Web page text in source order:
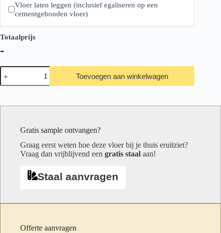
Vloer laten leggen (inclusief egaliseren op een
cementgebonden vloer)
Totaalprijs
-
Belakos
Palazzo
730
Toevoegen aan winkelwagen
Gratis sample ontvangen?
Graag eerst weten hoe deze vloer bij je thuis eruitziet?
Vraag dan vrijblijvend een gratis staal aan!
Staal aanvragen
Offerte aanvragen